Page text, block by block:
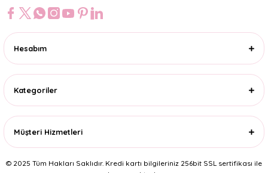
Hesabım
Kategoriler
Müşteri Hizmetleri
© 2025 Tüm Hakları Saklıdır. Kredi kartı bilgileriniz 256bit SSL sertifikası ile